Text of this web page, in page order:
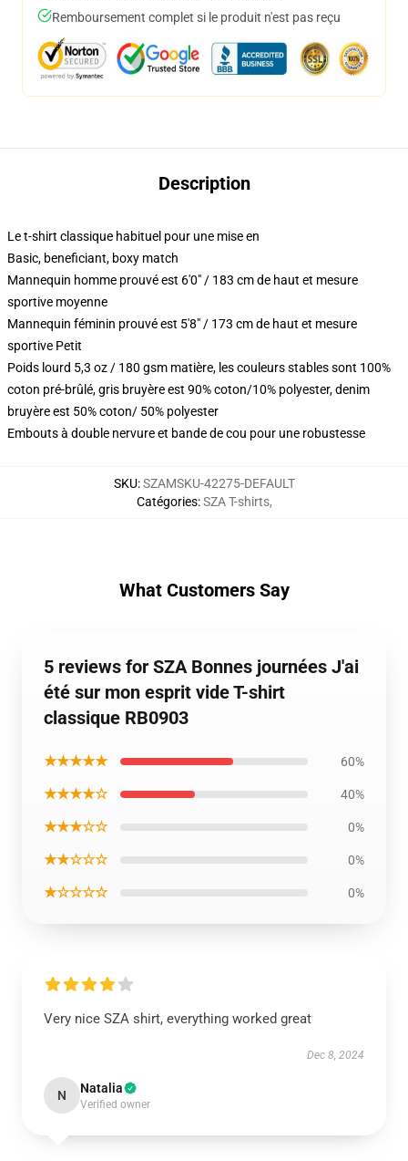
Remboursement complet si le produit n'est pas reçu
Description
Le t-shirt classique habituel pour une mise en
Basic, beneficiant, boxy match
Mannequin homme prouvé est 6'0" / 183 cm de haut et mesure
sportive moyenne
Mannequin féminin prouvé est 5'8" / 173 cm de haut et mesure
sportive Petit
Poids lourd 5,3 oz / 180 gsm matière, les couleurs stables sont 100%
coton pré-brûlé, gris bruyère est 90% coton/10% polyester, denim
bruyère est 50% coton/ 50% polyester
Embouts à double nervure et bande de cou pour une robustesse
SKU:SZAMSKU-42275-DEFAULT
Catégories:SZA T-shirts,
What Customers Say
5 reviews for SZA Bonnes journées J'ai
été sur mon esprit vide T-shirt
classique RB0903
★★★★★ 60%
★★★★☆ 40%
★★★☆☆ 0%
★★☆☆☆ 0%
★☆☆☆☆ 0%
Very nice SZA shirt, everything worked great
Dec 8, 2024
N Natalia
Verified owner